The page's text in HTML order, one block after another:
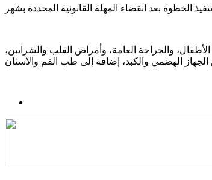
والجراحة العامة، وأمراض القلب والشرايين،